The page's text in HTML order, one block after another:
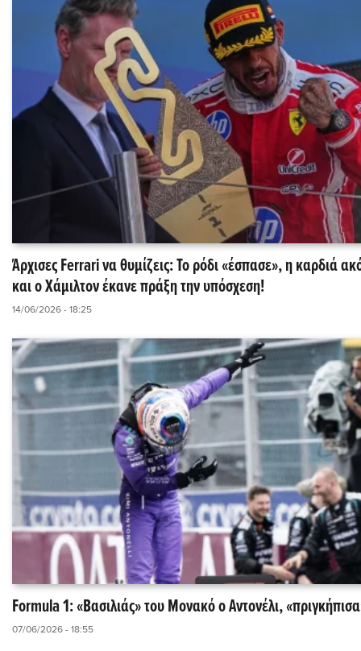
Άρχισες Ferrari να θυμίζεις: Το ρόδι «έσπασε», η καρδιά
και ο Χάμιλτον έκανε πράξη την υπόσχεση!
14/06/2026 - 18:25
Formula 1: «Βασιλιάς» του Μονακό ο Αντονέλι,
07/06/2026 - 18:55